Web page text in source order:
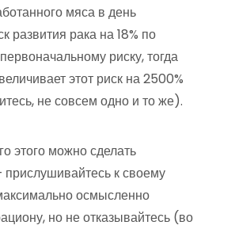
мяса в день
развития рака на 18% по
риску, тогда
этот риск на 2500%
не совсем одно и то же).
этого можно сделать
к своему
осмысленно
но не отказывайтесь (во